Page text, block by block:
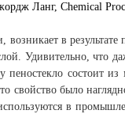
Ланг, Chemical
в
Удивительно, что
пеностекло состоит
свойство было
в